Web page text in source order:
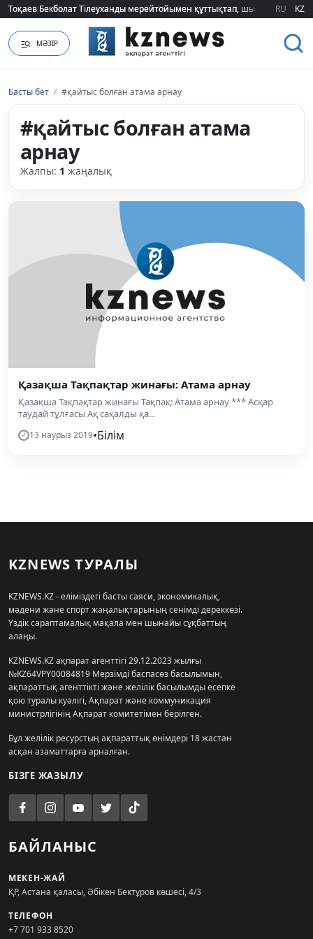
Тоқаев Бекболат Тілеуханды мерейтойымен құттықтап, шығармашылық
Тоқаев Бекболат Тілеуханды мерейтойымен құттықтап, шығармашылық
RU KZ
МӘЗІР
Басты бет / #қайтыс болған атама арнау
#қайтыс болған атама
арнау
Жалпы: 1 жаңалық
Қазақша Тақпақтар жинағы: Атама арнау
Қазақша Тақпақтар жинағы Тақпақ: Атама арнау *** Асқар
таудай тұлғасы Ақ сақалды қа...
13 наурыз 2019•Білім
KZNEWS ТУРАЛЫ
KZNEWS.KZ - еліміздегі басты саяси, экономикалық,
мәдени және спорт жаңалықтарының сенімді дереккөзі.
Үздік сараптамалық мақала мен шынайы сұқбаттың
алаңы.
KZNEWS.KZ ақпарат агенттігі 29.12.2023 жылғы
№KZ64VPY00084819 Мерзімді баспасөз басылымын,
ақпараттық агенттікті және желілік басылымды есепке
қою туралы куәлігі, Ақпарат және коммуникация
министрлігінің Ақпарат комитетімен берілген.
Бұл желілік ресурстың ақпараттық өнімдері 18 жастан
асқан азаматтарға арналған.
БІЗГЕ ЖАЗЫЛУ
БАЙЛАНЫС
МЕКЕН-ЖАЙ
ҚР, Астана қаласы, Әбікен Бектұров көшесі, 4/3
ТЕЛЕФОН
+7 701 933 8520